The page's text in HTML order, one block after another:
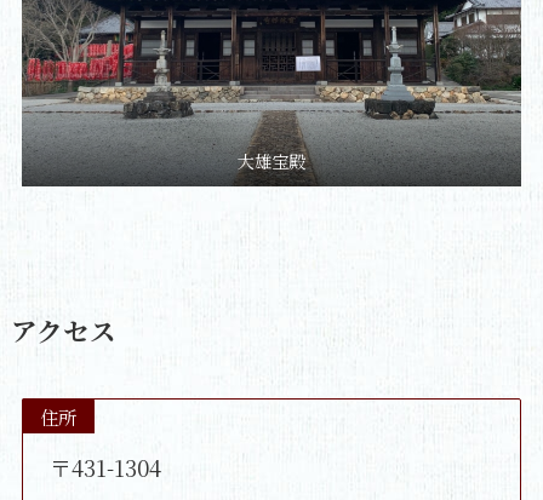
大雄宝殿
アクセス
住所
〒431-1304